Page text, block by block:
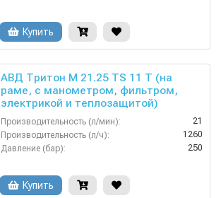
Купить
АВД Тритон M 21.25 TS 11 T (на
раме, с манометром, фильтром,
электрикой и теплозащитой)
Производительность (л/мин):
21
Производительность (л/ч):
1260
Давление (бар):
250
Страна-производитель:
Купить